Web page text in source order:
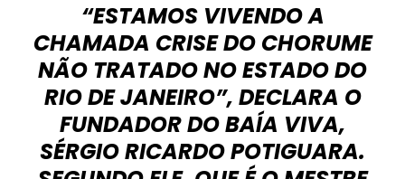
“ESTAMOS VIVENDO A
CHAMADA CRISE DO CHORUME
NÃO TRATADO NO ESTADO DO
RIO DE JANEIRO”, DECLARA O
FUNDADOR DO BAÍA VIVA,
SÉRGIO RICARDO POTIGUARA.